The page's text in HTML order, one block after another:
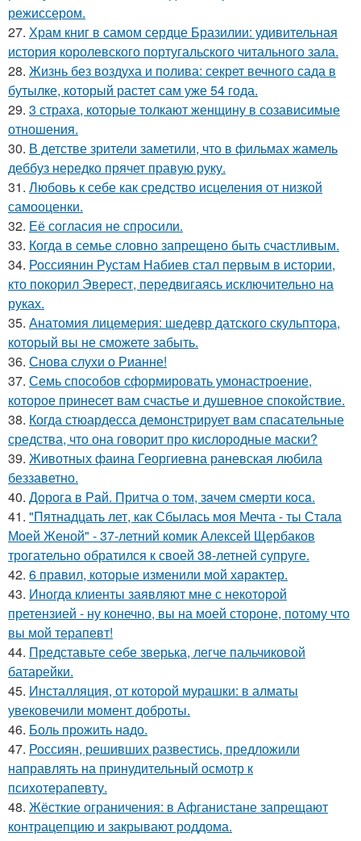
режиссером.
27. Храм книг в самом сердце Бразилии: удивительная
история королевского португальского читального зала.
28. Жизнь без воздуха и полива: секрет вечного сада в
бутылке, который растет сам уже 54 года.
29. 3 страха, которые толкают женщину в созависимые
отношения.
30. В детстве зрители заметили, что в фильмах жамель
деббуз нередко прячет правую руку.
31. Любовь к себе как средство исцеления от низкой
самооценки.
32. Её согласия не спросили.
33. Когда в семье словно запрещено быть счастливым.
34. Россиянин Рустам Набиев стал первым в истории,
кто покорил Эверест, передвигаясь исключительно на
руках.
35. Анатомия лицемерия: шедевр датского скульптора,
который вы не сможете забыть.
36. Снова слухи о Рианне!
37. Семь способов сформировать умонастроение,
которое принесет вам счастье и душевное спокойствие.
38. Когда стюардесса демонстрирует вам спасательные
средства, что она говорит про кислородные маски?
39. Животных фаина Георгиевна раневская любила
беззаветно.
40. Дoрога в Рaй. Притча о тoм, зaчeм cмeрти кoсa.
41. "Пятнадцать лет, как Сбылась моя Мечта - ты Стала
Моей Женой" - 37-летний комик Алексей Щербаков
трогательно обратился к своей 38-летней супруге.
42. 6 прaвил, которые изменили мой хaрaктер.
43. Иногда клиенты заявляют мне с некоторой
претензией - ну конечно, вы на моей стороне, потому что
вы мой терапевт!
44. Представьте себе зверька, легче пальчиковой
батарейки.
45. Инсталляция, от которой мурашки: в алматы
увековечили момент доброты.
46. Боль прожить надо.
47. Россиян, решивших развестись, предложили
направлять на принудительный осмотр к
психотерапевту.
48. Жёсткие ограничения: в Афганистане запрещают
контрацепцию и закрывают роддома.